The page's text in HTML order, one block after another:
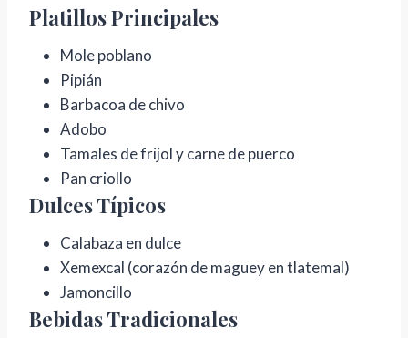
Platillos Principales
Mole poblano
Pipián
Barbacoa de chivo
Adobo
Tamales de frijol y carne de puerco
Pan criollo
Dulces Típicos
Calabaza en dulce
Xemexcal (corazón de maguey en tlatemal)
Jamoncillo
Bebidas Tradicionales